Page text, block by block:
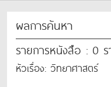
ผลการค้นหา
รายการหนังสือ : 0 ร
หัวเรื่อง: วิทยาศาสตร์